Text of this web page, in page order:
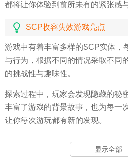
都将让你体验到前所未有的紧张感
SCP收容失效游戏亮点
游戏中有着丰富多样的SCP实体，
与行为，根据不同的情况采取不同
的挑战性与趣味性。
探索过程中，玩家会发现隐藏的秘
丰富了游戏的背景故事，也为每一
让你每次游玩都有新的发现。
游戏的环境设计极具代入感，阴暗
时刻让人心跳加速，紧张的氛围让
显示全部